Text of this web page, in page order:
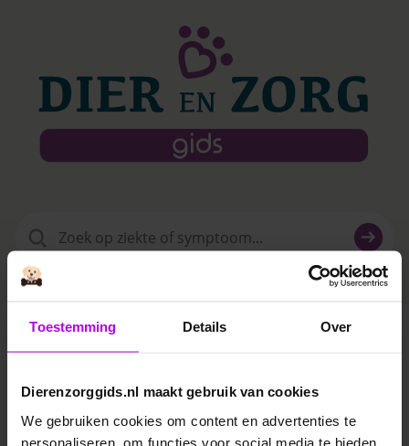
Toestemming Details Over
Dierenzorggids.nl maakt gebruik van cookies
We gebruiken cookies om content en advertenties te
personaliseren, om functies voor social media te bieden
naar:
Dierenkliniek Rosmalen Centrum
Veelgestelde vragen